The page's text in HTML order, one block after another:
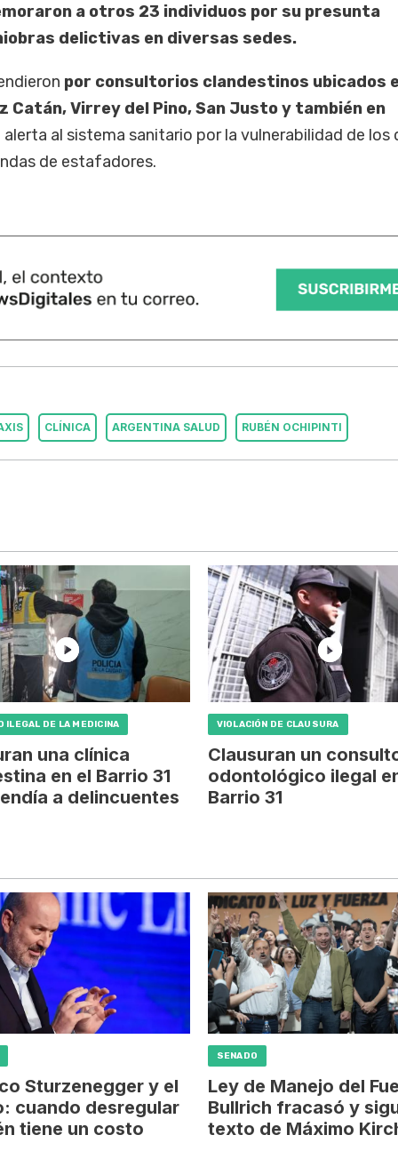
a otros 23 individuos por su presunta
delictivas en diversas sedes.
por consultorios clandestinos ubicados
Catán, Virrey del Pino, San Justo y también en
alerta al sistema sanitario por la vulnerabilidad de los
de estafadores.
CLÍNICA ARGENTINA SALUD RUBÉN OCHIPINTI
ILEGAL DE LA MEDICINA
una clínica
en el Barrio 31
a delincuentes
VIOLACIÓN DE CLAUSURA
Clausuran un
odontológico ilegal
Barrio 31
Sturzenegger y el
cuando desregular
tiene un costo
SENADO
Ley de Manejo del
Bullrich fracasó y
texto de Máximo